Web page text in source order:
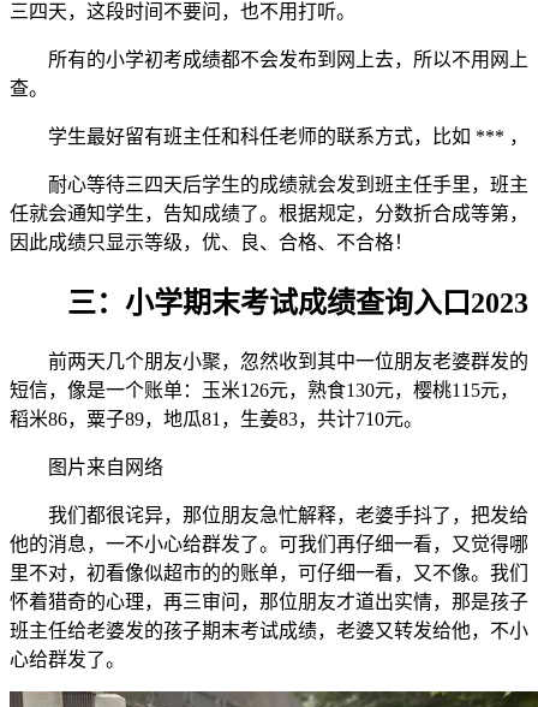
三四天，这段时间不要问，也不用打听。
所有的小学初考成绩都不会发布到网上去，所以不用网上
查。
学生最好留有班主任和科任老师的联系方式，比如 *** ，
耐心等待三四天后学生的成绩就会发到班主任手里，班主
任就会通知学生，告知成绩了。根据规定，分数折合成等第，
因此成绩只显示等级，优、良、合格、不合格！
三：小学期末考试成绩查询入口2023
前两天几个朋友小聚，忽然收到其中一位朋友老婆群发的
短信，像是一个账单：玉米126元，熟食130元，樱桃115元，
稻米86，粟子89，地瓜81，生姜83，共计710元。
图片来自网络
我们都很诧异，那位朋友急忙解释，老婆手抖了，把发给
他的消息，一不小心给群发了。可我们再仔细一看，又觉得哪
里不对，初看像似超市的的账单，可仔细一看，又不像。我们
怀着猎奇的心理，再三审问，那位朋友才道出实情，那是孩子
班主任给老婆发的孩子期末考试成绩，老婆又转发给他，不小
心给群发了。